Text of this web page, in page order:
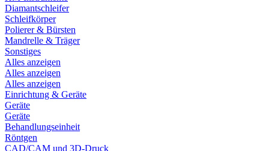
Diamantschleifer
Schleifkörper
Polierer & Bürsten
Mandrelle & Träger
Sonstiges
Alles anzeigen
Alles anzeigen
Alles anzeigen
Einrichtung & Geräte
Geräte
Geräte
Behandlungseinheit
Röntgen
CAD/CAM und 3D-Druck